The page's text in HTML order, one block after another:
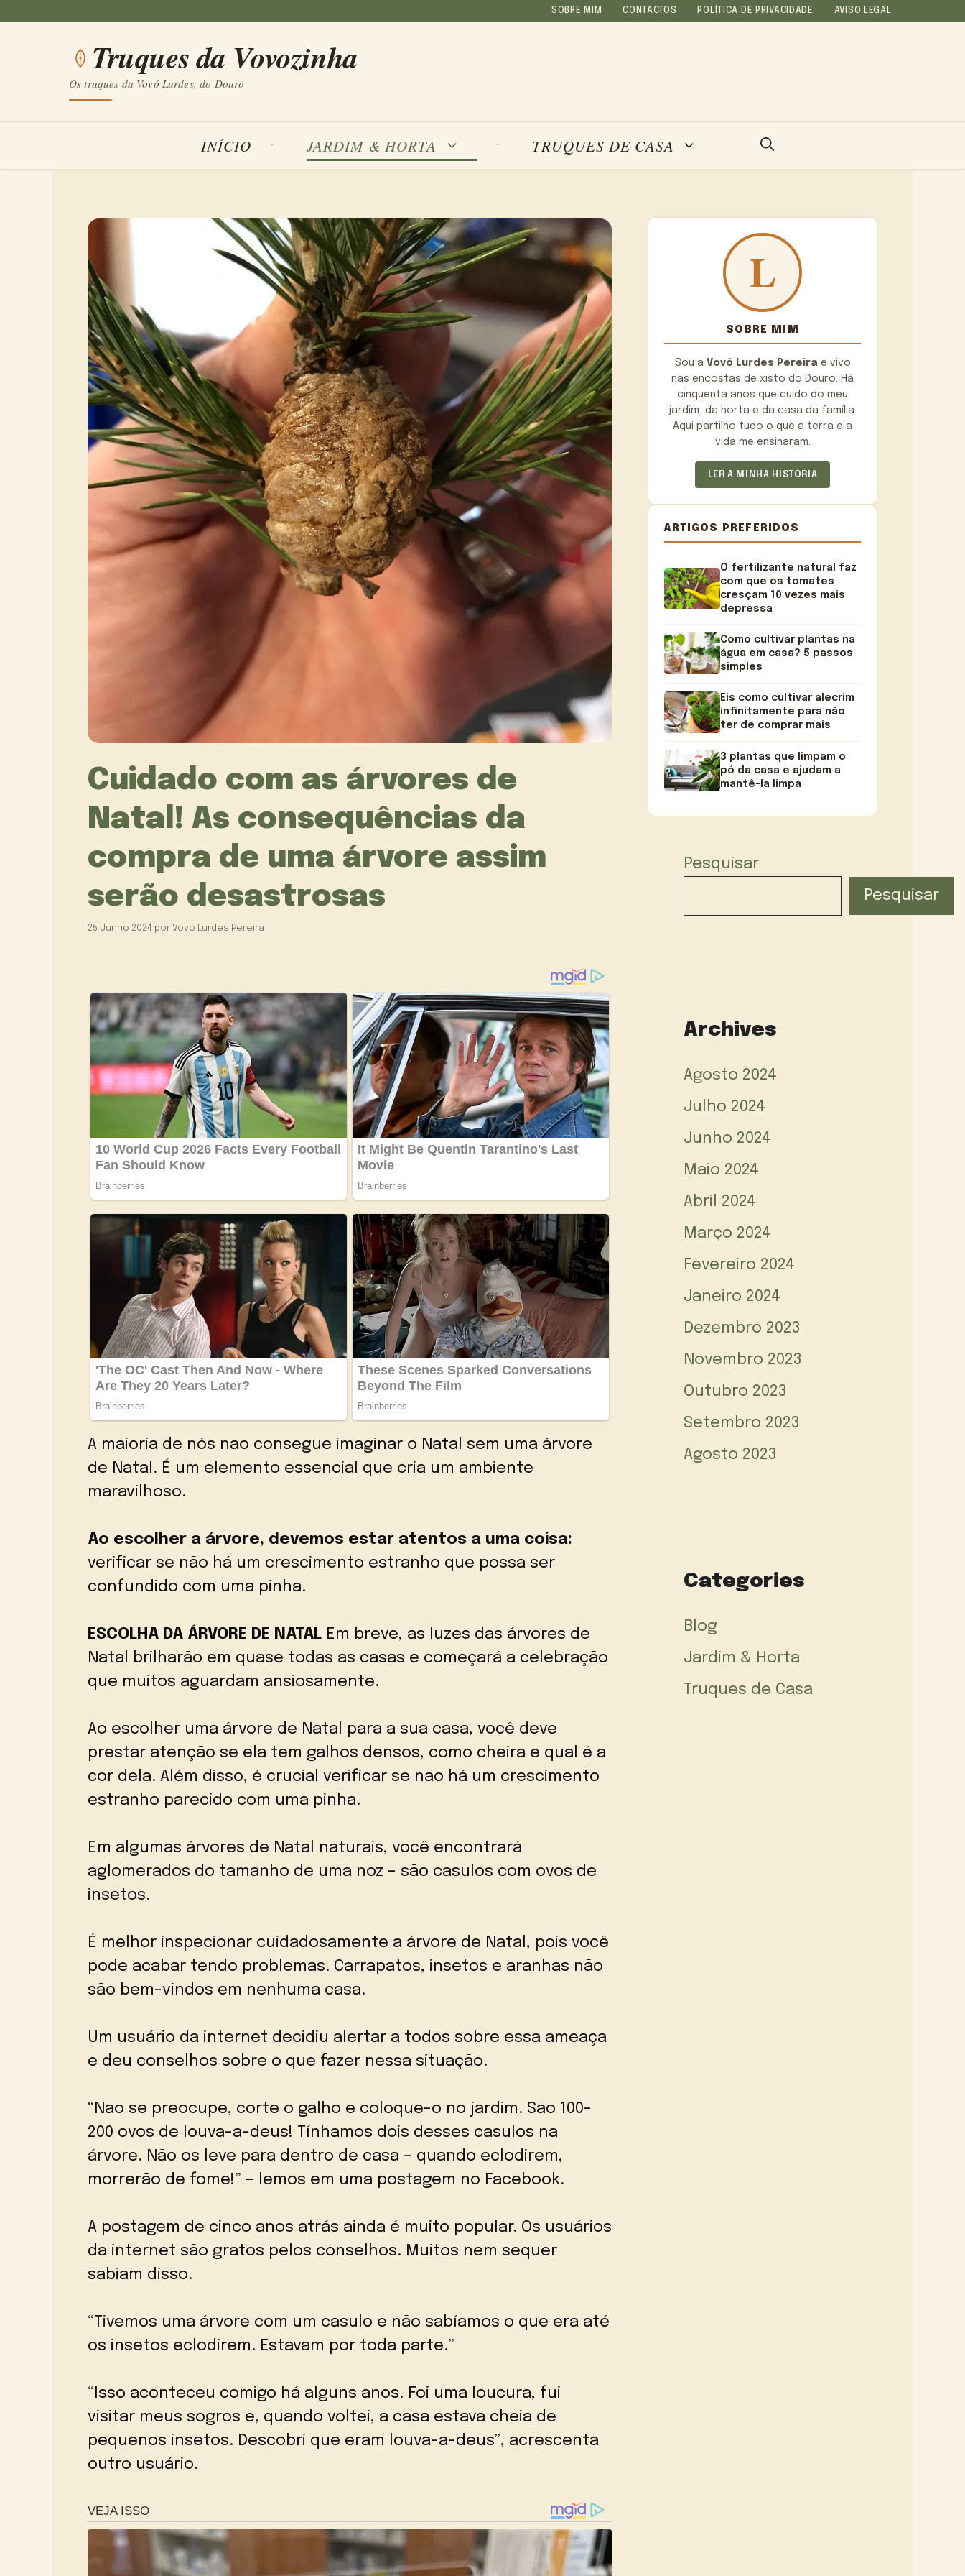
conteúdo
SOBRE MIM CONTACTOS POLÍTICA DE PRIVACIDADE AVISO LEGAL
Truques da Vovozinha
Os truques da Vovó Lurdes, do Douro
INÍCIO JARDIM & HORTA TRUQUES DE CASA
Cuidado com as árvores de
Natal! As consequências da
compra de uma árvore assim
serão desastrosas
25 Junho 2024 por Vovó Lurdes Pereira
A maioria de nós não consegue imaginar o Natal sem uma árvore
de Natal. É um elemento essencial que cria um ambiente
maravilhoso.
Ao escolher a árvore, devemos estar atentos a uma coisa:
verificar se não há um crescimento estranho que possa ser
confundido com uma pinha.
ESCOLHA DA ÁRVORE DE NATAL Em breve, as luzes das árvores de
Natal brilharão em quase todas as casas e começará a celebração
que muitos aguardam ansiosamente.
Ao escolher uma árvore de Natal para a sua casa, você deve
prestar atenção se ela tem galhos densos, como cheira e qual é a
cor dela. Além disso, é crucial verificar se não há um crescimento
estranho parecido com uma pinha.
Em algumas árvores de Natal naturais, você encontrará
aglomerados do tamanho de uma noz – são casulos com ovos de
insetos.
É melhor inspecionar cuidadosamente a árvore de Natal, pois você
pode acabar tendo problemas. Carrapatos, insetos e aranhas não
são bem-vindos em nenhuma casa.
Um usuário da internet decidiu alertar a todos sobre essa ameaça
e deu conselhos sobre o que fazer nessa situação.
“Não se preocupe, corte o galho e coloque-o no jardim. São 100-
200 ovos de louva-a-deus! Tínhamos dois desses casulos na
árvore. Não os leve para dentro de casa – quando eclodirem,
morrerão de fome!” – lemos em uma postagem no Facebook.
A postagem de cinco anos atrás ainda é muito popular. Os usuários
da internet são gratos pelos conselhos. Muitos nem sequer
sabiam disso.
“Tivemos uma árvore com um casulo e não sabíamos o que era até
os insetos eclodirem. Estavam por toda parte.”
“Isso aconteceu comigo há alguns anos. Foi uma loucura, fui
visitar meus sogros e, quando voltei, a casa estava cheia de
pequenos insetos. Descobri que eram louva-a-deus”, acrescenta
outro usuário.
SOBRE MIM
Sou a Vovó Lurdes Pereirae vivo
nas encostas de xisto do Douro. Há
cinquenta anos que cuido do meu
jardim, da horta e da casa da família.
Aqui partilho tudo o que a terra e a
vida me ensinaram.
LER A MINHA HISTÓRIA
ARTIGOS PREFERIDOS
O fertilizante natural faz
com que os tomates
cresçam 10 vezes mais
depressa
Como cultivar plantas na
água em casa? 5 passos
simples
Eis como cultivar alecrim
infinitamente para não
ter de comprar mais
3 plantas que limpam o
pó da casa e ajudam a
mantê-la limpa
Pesquisar
Pesquisar
Archives
Agosto 2024
Julho 2024
Junho 2024
Maio 2024
Abril 2024
Março 2024
Fevereiro 2024
Janeiro 2024
Dezembro 2023
Novembro 2023
Outubro 2023
Setembro 2023
Agosto 2023
Categories
Blog
Jardim & Horta
Truques de Casa